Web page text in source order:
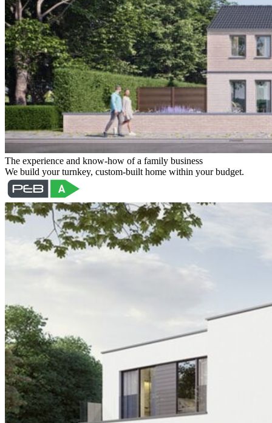
The experience and know-how of a family business
We build your turnkey, custom-built home within your budget.